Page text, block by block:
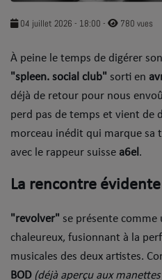
Flash News
Dans la Street
C quoi ton Actu ?
Dans ton Téléphone
URBAN CULTURE
Sport
04 juillet 2026 - 18:00 - 780 vues
À peine le temps de digérer
"spleen. social club" sorti en
déjà de retour pour nous
perd pas de temps et vient de
morceau inédit qui marque sa
avec le rappeur suisse a6el .
​La rencontre
​"revolver" se présente comme
chaleureux, fusionnant à la
musicales des deux artistes.
BOD(déjà aperçu aux manettes